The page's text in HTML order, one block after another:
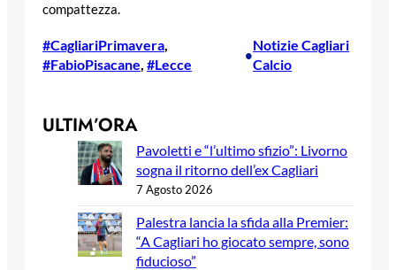
compattezza.
#CagliariPrimavera
#FabioPisacane, #Lecce
•
Notizie Cagliari
Calcio
ULTIM’ORA
Pavoletti e “l’ultimo sfizio”: Livorno
sogna il ritorno dell’ex Cagliari
7 Agosto 2026
Palestra lancia la sfida alla Premier:
“A Cagliari ho giocato sempre, sono
fiducioso”